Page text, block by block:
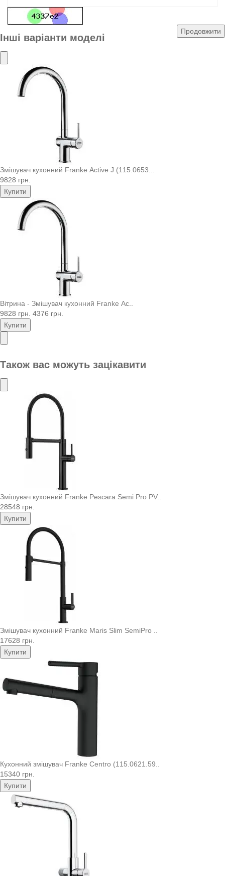
Продовжити
Інші варіанти моделі
Змішувач кухонний Franke Active J (115.0653...
9828 грн.
Купити
Вітрина - Змішувач кухонний Franke Ac..
9828 грн. 4376 грн.
Купити
Також вас можуть зацікавити
Змішувач кухонний Franke Pescara Semi Pro PV..
28548 грн.
Купити
Змішувач кухонний Franke Maris Slim SemiPro ..
17628 грн.
Купити
Кухонний змішувач Franke Centro (115.0621.59..
15340 грн.
Купити